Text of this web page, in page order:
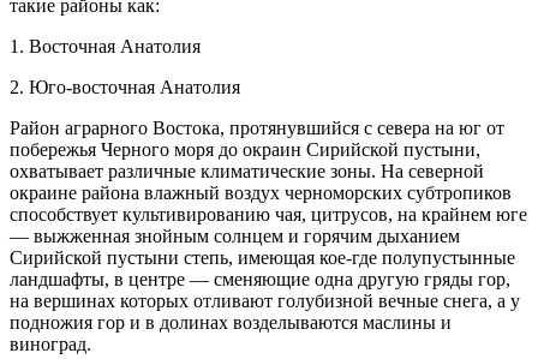
такие районы как:
1. Восточная Анатолия
2. Юго-восточная Анатолия
Район аграрного Востока, протянув­шийся с севера на юг от
побережья Чер­ного моря до окраин Сирийской пустыни,
охватывает различные климатические зоны. На северной
окраине района влаж­ный воздух черноморских субтропиков
способствует культивированию чая, ци­трусов, на крайнем юге
— выжженная знойным солнцем и горячим дыханием
Сирийской пустыни степь, имеющая кое-где полупустынные
ландшафты, в цен­тре — сменяющие одна другую гряды гор,
на вершинах которых отливают голу­бизной вечные снега, а у
подножия гор и в долинах возделываются маслины и
виноград.